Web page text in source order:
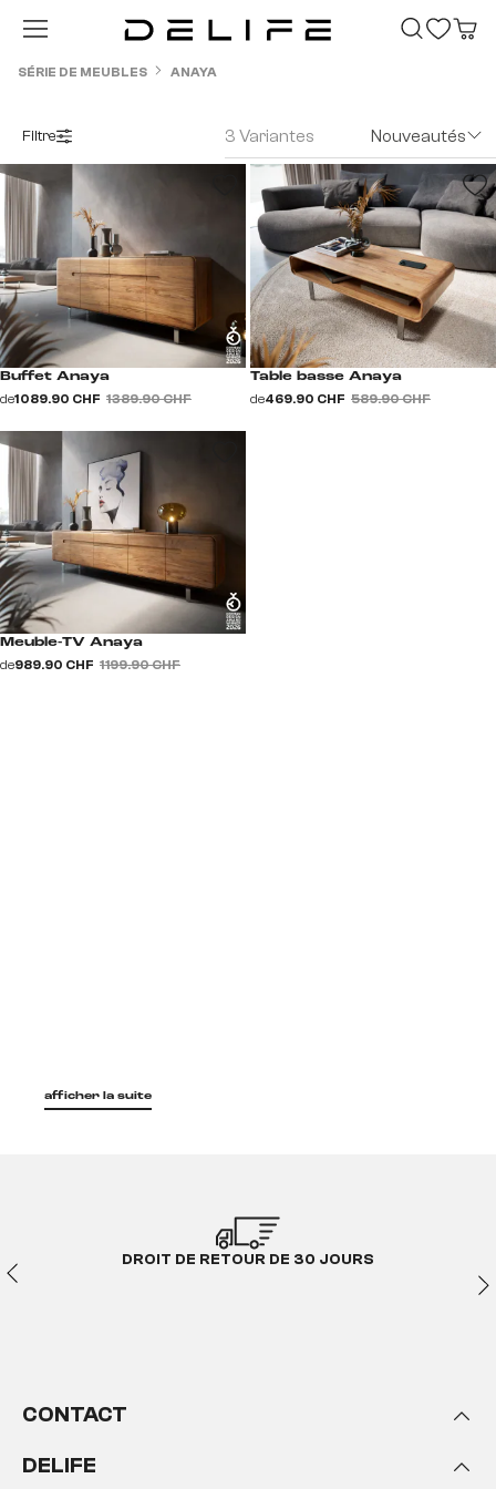
Passer au contenu principal
SÉRIE DE MEUBLES ANAYA
Filtre 3 Variantes Nouveautés
Buffet Anaya
de1 089.90 CHF 1 389.90 CHF
Table basse Anaya
de469.90 CHF 589.90 CHF
Meuble-TV Anaya
de989.90 CHF 1 199.90 CHF
afficher la suite
DROIT DE RETOUR DE 30 JOURS
CONTACT
DELIFE